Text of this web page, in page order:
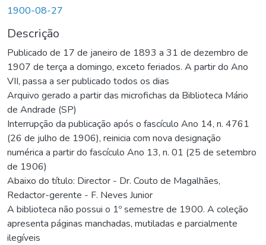
1900-08-27
Descrição
Publicado de 17 de janeiro de 1893 a 31 de dezembro de
1907 de terça a domingo, exceto feriados. A partir do Ano
VII, passa a ser publicado todos os dias
Arquivo gerado a partir das microfichas da Biblioteca Mário
de Andrade (SP)
Interrupção da publicação após o fascículo Ano 14, n. 4761
(26 de julho de 1906), reinicia com nova designação
numérica a partir do fascículo Ano 13, n. 01 (25 de setembro
de 1906)
Abaixo do título: Director - Dr. Couto de Magalhães,
Redactor-gerente - F. Neves Junior
A biblioteca não possui o 1º semestre de 1900. A coleção
apresenta páginas manchadas, mutiladas e parcialmente
ilegíveis